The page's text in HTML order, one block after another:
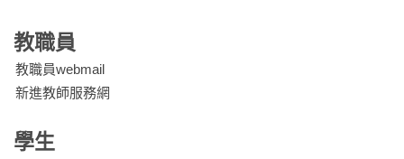
教職員
教職員webmail
新進教師服務網
學生